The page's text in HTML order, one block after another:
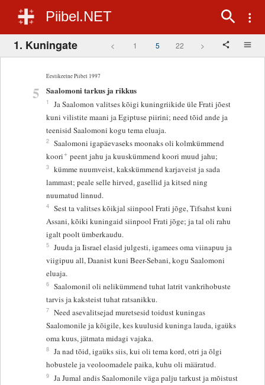
Piibel.NET
1. Kuningate < 1 5 22 >
Eestikeelne Piibel 1997
5 Saalomoni tarkus ja rikkus
1
Ja Saalomon valitses kõigi kuningriikide üle Frati jõest
kuni vilistite maani ja Egiptuse piirini; need tõid ande ja
teenisid Saalomoni kogu tema eluaja.
2 Saalomoni igapäevaseks moonaks oli kolmkümmend
koori+ peent jahu ja kuuskümmend koori muud jahu;
3 kümme nuumveist, kakskümmend karjaveist ja sada
lammast; peale selle hirved, gasellid ja kitsed ning
nuumatud linnud.
4 Sest ta valitses kõikjal siinpool Frati jõge, Tifsahst kuni
Assani, kõiki kuningaid siinpool Frati jõge; ja tal oli rahu
igalt poolt ümberkaudu.
5 Juuda ja Iisrael elasid julgesti, igamees oma viinapuu ja
viigipuu all, Daanist kuni Beer-Sebani, kogu Saalomoni
eluaja.
6 Saalomonil oli nelikümmend tuhat latrit vankrihobuste
tarvis ja kaksteist tuhat ratsanikku.
7 Need asevalitsejad muretsesid toidust kuningas
Saalomonile ja kõigile, kes kuulusid kuninga lauda, igaüks
oma kuus, jätmata midagi vajaka.
8 Ja nad tõid, igaüks siis, kui oli tema kord, otri ja õlgi
hobustele ja veoloomadele paika, kuhu oli määratud.
9 Ja Jumal andis Saalomonile väga palju tarkust ja mõistust